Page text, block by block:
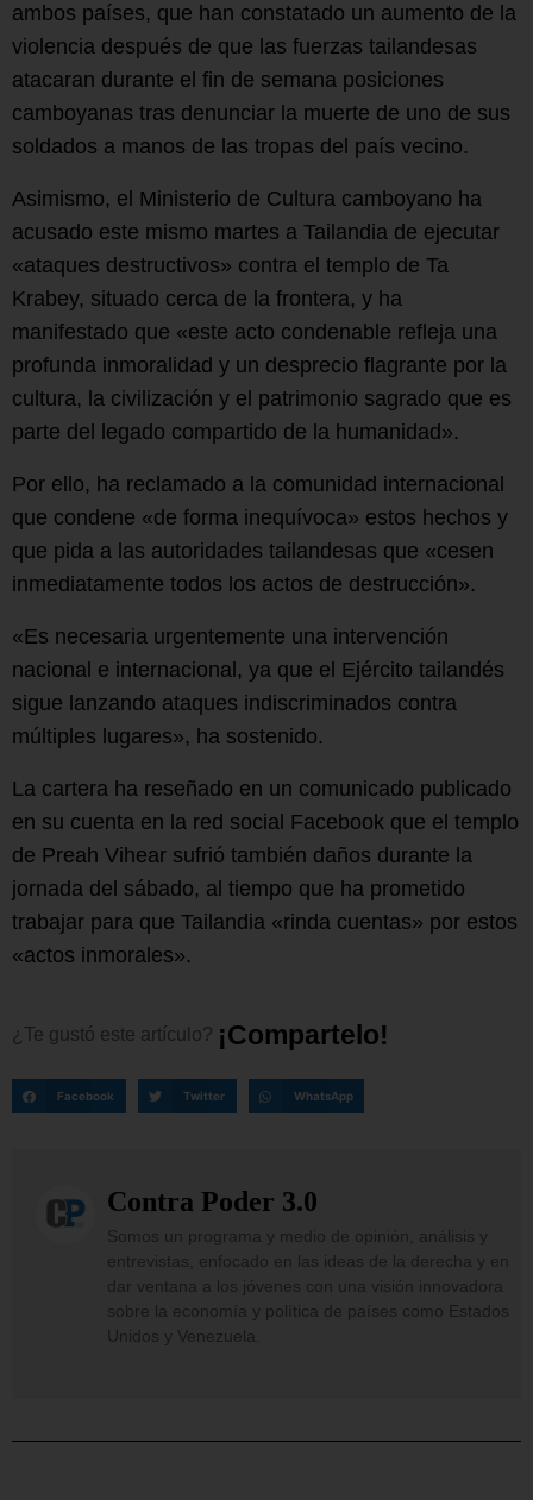
ambos países, que han constatado un aumento de la
violencia después de que las fuerzas tailandesas
atacaran durante el fin de semana posiciones
camboyanas tras denunciar la muerte de uno de sus
soldados a manos de las tropas del país vecino.
Asimismo, el Ministerio de Cultura camboyano ha
acusado este mismo martes a Tailandia de ejecutar
«ataques destructivos» contra el templo de Ta
Krabey, situado cerca de la frontera, y ha
manifestado que «este acto condenable refleja una
profunda inmoralidad y un desprecio flagrante por la
cultura, la civilización y el patrimonio sagrado que es
parte del legado compartido de la humanidad».
Por ello, ha reclamado a la comunidad internacional
que condene «de forma inequívoca» estos hechos y
que pida a las autoridades tailandesas que «cesen
inmediatamente todos los actos de destrucción».
«Es necesaria urgentemente una intervención
nacional e internacional, ya que el Ejército tailandés
sigue lanzando ataques indiscriminados contra
múltiples lugares», ha sostenido.
La cartera ha reseñado en un comunicado publicado
en su cuenta en la red social Facebook que el templo
de Preah Vihear sufrió también daños durante la
jornada del sábado, al tiempo que ha prometido
trabajar para que Tailandia «rinda cuentas» por estos
«actos inmorales».
¿Te gustó este artículo? ¡Comparte o!
Facebook Twitter WhatsApp
Contra Poder 3.0
Somos un programa y medio de opinión, análisis y
entrevistas, enfocado en las ideas de la derecha y en
dar ventana a los jóvenes con una visión innovadora
sobre la economía y política de países como Estados
Unidos y Venezuela.